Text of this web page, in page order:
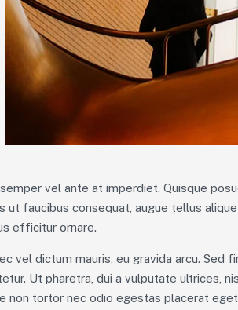
vel ante at imperdiet. Quisque
ut faucibus consequat, augue tellus
efficitur ornare.
vel dictum mauris, eu gravida arcu. Sed
Ut pharetra, dui a vulputate ultrices,
non tortor nec odio egestas placerat